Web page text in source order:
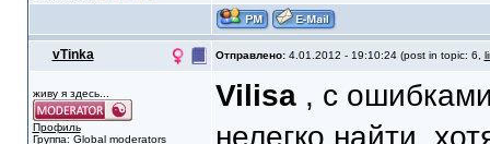
vTinka Отправлено: 4.01.2012 - 19:10:24 (post in topic: 6,
живу я здесь...
Профиль
Группа: Global moderators
Vilisa, с ошибками
нелегко найти,